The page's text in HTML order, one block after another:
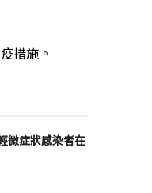
措施。
微症狀感染者在